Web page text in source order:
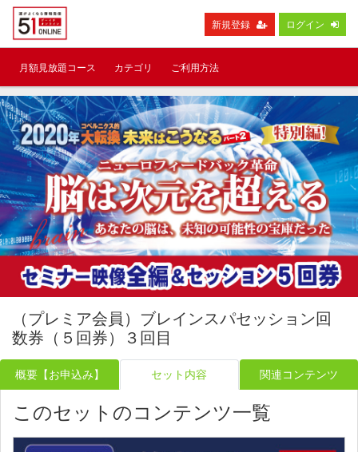
新規登録 ログイン
月額見放題コース カテゴリ ご利用方法
（プレミア会員）ブレインスパセッション回
数券（５回券）３回目
概要【お申込み】 セット内容 関連コンテンツ
このセットのコンテンツ一覧